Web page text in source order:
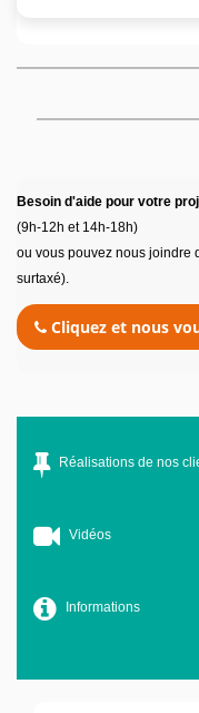
Besoin d'aide pour votre
(9h-12h et 14h-18h)
ou vous pouvez nous joindre
surtaxé).
Cliquez et nous
Réalisations de nos
Vidéos
Informations